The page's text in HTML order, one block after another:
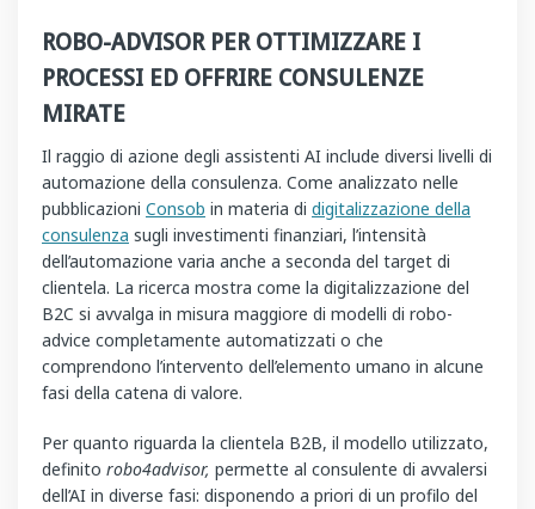
ROBO-ADVISOR PER OTTIMIZZARE I
PROCESSI ED OFFRIRE CONSULENZE
MIRATE
Il raggio di azione degli assistenti AI include diversi livelli di
automazione della consulenza. Come analizzato nelle
pubblicazioni Consob in materia di digitalizzazione della
consulenza sugli investimenti finanziari, l’intensità
dell’automazione varia anche a seconda del target di
clientela. La ricerca mostra come la digitalizzazione del
B2C si avvalga in misura maggiore di modelli di robo-
advice completamente automatizzati o che
comprendono l’intervento dell’elemento umano in alcune
fasi della catena di valore.
Per quanto riguarda la clientela B2B, il modello utilizzato,
definito robo4advisor, permette al consulente di avvalersi
dell’AI in diverse fasi: disponendo a priori di un profilo del